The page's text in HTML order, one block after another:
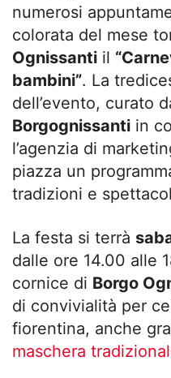
numerosi
colorata del mese
Ognissanti il
bambini”. La
dell’evento, curato
Borgognissanti in
l’agenzia di
piazza un
tradizioni e
La festa si terrà
dalle ore 14.00 alle
cornice di Borgo
di convivialità per
fiorentina, anche
maschera